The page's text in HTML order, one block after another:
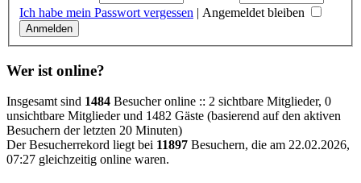
Ich habe mein Passwort vergessen | Angemeldet bleiben
Wer ist online?
Insgesamt sind 1484 Besucher online :: 2 sichtbare Mitglieder, 0
unsichtbare Mitglieder und 1482 Gäste (basierend auf den aktiven
Besuchern der letzten 20 Minuten)
Der Besucherrekord liegt bei 11897 Besuchern, die am 22.02.2026,
07:27 gleichzeitig online waren.